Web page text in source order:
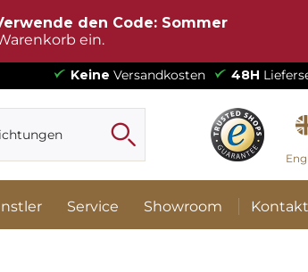
den Code: Sommer
ein.
Keine Versandkosten 48H
Service Showroom Kontakt